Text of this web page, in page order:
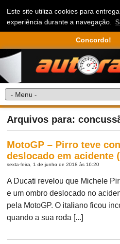
Este site utiliza cookies para
experiência durante a navegação.
Concordo!
Arquivos para:
MotoGP – Pirro teve
deslocado em acidente
sexta-feira, 1 de junho de 2018 às 16:20
A Ducati revelou que Michele
e um ombro deslocado no
pela MotoGP. O italiano ficou
quando a sua roda [...]